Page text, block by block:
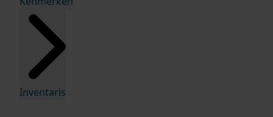
Inventaris